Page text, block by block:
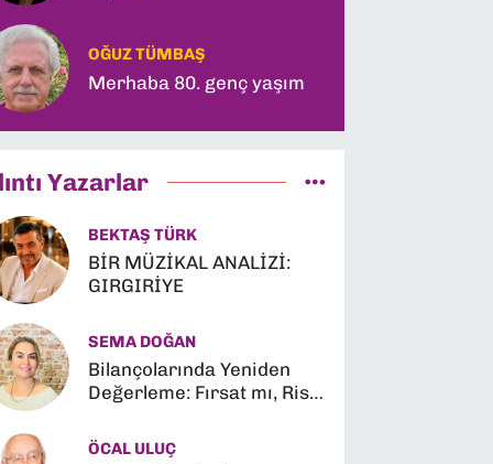
OĞUZ TÜMBAŞ
Merhaba 80. genç yaşım
Yazarlar
BEKTAŞ TÜRK
BİR MÜZİKAL ANALİZİ:
GIRGIRİYE
SEMA DOĞAN
Bilançolarında Yeniden
Değerleme: Fırsat mı, Risk
ÖCAL ULUÇ